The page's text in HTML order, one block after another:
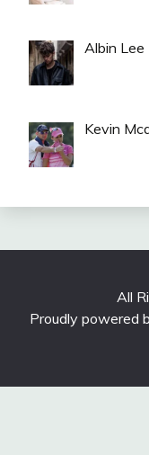
Albin Lee
Kevin
All
Proudly powered